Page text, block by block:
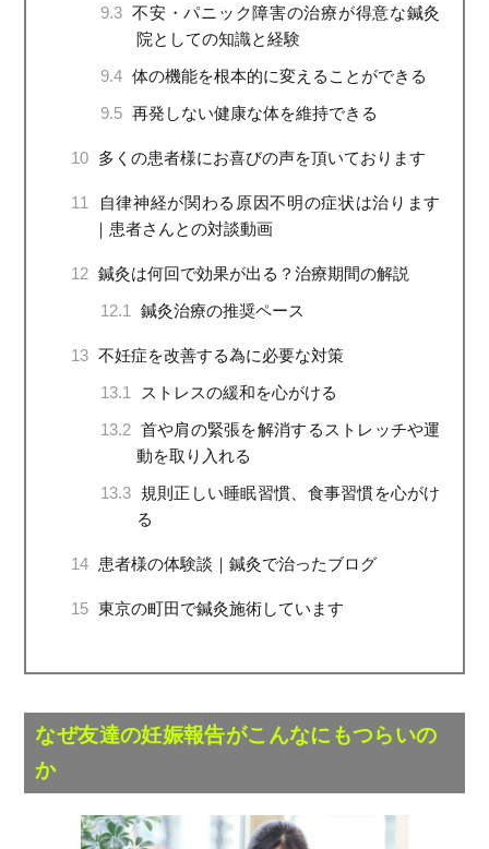
9.3 不安・パニック障害の治療が得意な鍼灸
院としての知識と経験
9.4 体の機能を根本的に変えることができる
9.5 再発しない健康な体を維持できる
10 多くの患者様にお喜びの声を頂いております
11
自律神経が関わる原因不明の症状は治ります
｜患者さんとの対談動画
12 鍼灸は何回で効果が出る？治療期間の解説
12.1
鍼灸治療の推奨ペース
13 不妊症を改善する為に必要な対策
13.1
ストレスの緩和を心がける
13.2 首や肩の緊張を解消するストレッチや運
動を取り入れる
13.3
規則正しい睡眠習慣、食事習慣を心がけ
る
14 患者様の体験談｜鍼灸で治ったブログ
15 東京の町田で鍼灸施術しています
なぜ友達の妊娠報告がこんなにもつらいの
か